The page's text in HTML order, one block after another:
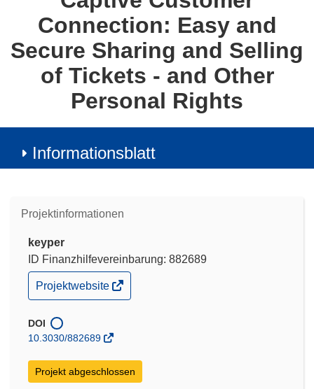
Connection: Easy and
Secure Sharing and Selling
of Tickets - and Other
Personal Rights
Informationsblatt
Projektinformationen
keyper
ID Finanzhilfevereinbarung: 882689
(öffnet
in
Fenster)
Projektwebsite
DOI
10.3030/882689
Projekt abgeschlossen